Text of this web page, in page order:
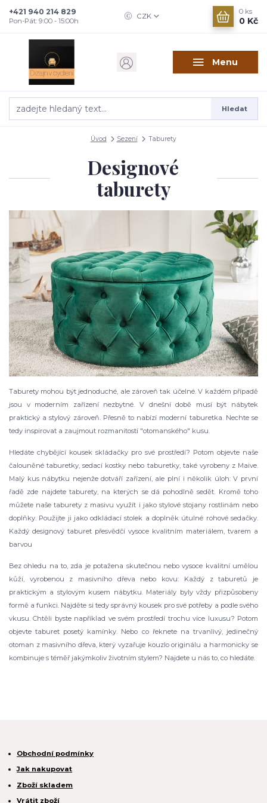
Menu
CZK
Hledat
+421 940 214 829
Pon-Pát: 9:00 - 15:00h
0 ks
0 Kč
Úvod Sezení Taburety
Designové
taburety
Taburety mohou být jednoduché, ale zároveň tak účelné. V každém případě
jsou v moderním zařízení nezbytné. V dnešní době musí být nábytek
praktický a stylový zároveň. Přesně to nabízí moderní taburetka. Nechte se
tedy inspirovat a zaujmout rozmanitostí "otomanského" kusu.
Hledáte chybějící kousek skládačky pro své prostředí? Potom objevte naše
čalouněné taburetky, sedací kostky nebo taburetky, také vyrobeny z Maive.
Malý kus nábytku nejenže dotváří zařízení, ale plní i několik úloh: V první
řadě zde najdete taburety, na kterých se dá pohodlně sedět. Kromě toho
můžete naše taburety z masivu využít i jako stylové stojany rostlinám nebo
doplňky. Použijte ji jako odkládací stolek a doplněk útulné rohové sedačky.
Každý designový taburet přesvědčí vysoce kvalitním materiálem, tvarem a
barvou
Bez ohledu na to, zda je potažena skutečnou nebo vysoce kvalitní umělou
kůží, vyrobenou z masivního dřeva nebo kovu: Každý z taburetů je
praktickým a stylovým kusem nábytku. Materiály byly vždy přizpůsobeny
formě a funkci. Najděte si tedy správný kousek pro své potřeby a podle svého
vkusu. Chtěli byste například ve svém prostředí trochu více luxusu? Potom
objevte taburet posetý kamínky. Nebo co řeknete na trvanlivý, jedinečný
otoman z masivního dřeva, který vyzařuje kouzlo originálu a harmonicky se
kombinuje s téměř jakýmkoliv životním stylem? Najdete u nás to, co hledáte.
Obchodní podmínky
Jak nakupovat
Zboží skladem
Vrátit zboží